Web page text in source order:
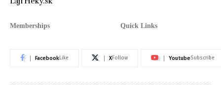
Memberships Quick Links
FacebookLike XFollow YoutubeSubscribe